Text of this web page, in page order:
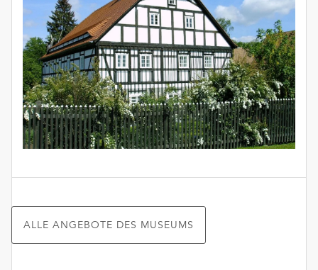
ALLE ANGEBOTE DES MUSEUMS